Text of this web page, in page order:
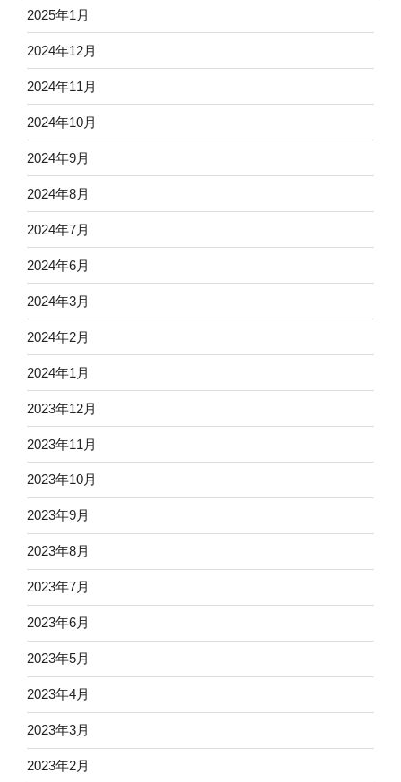
2025年1月
2024年12月
2024年11月
2024年10月
2024年9月
2024年8月
2024年7月
2024年6月
2024年3月
2024年2月
2024年1月
2023年12月
2023年11月
2023年10月
2023年9月
2023年8月
2023年7月
2023年6月
2023年5月
2023年4月
2023年3月
2023年2月